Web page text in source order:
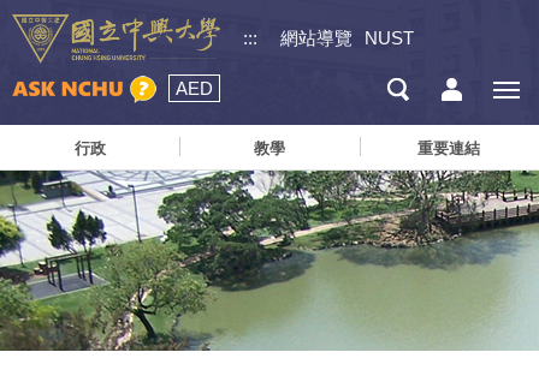
::: 網站導覽 NUST
AED
行政 教學 重要連結